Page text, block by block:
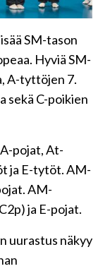
SM-tason
Hyviä SM-
A-tyttöjen 7.
sekä C-poikien
pojat, At-
ja E-tytöt. AM-
AM-
ja E-pojat.
uurastus näkyy